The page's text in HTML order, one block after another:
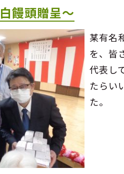
饅頭贈呈～
某有名
を、皆
代表し
たらい
た。